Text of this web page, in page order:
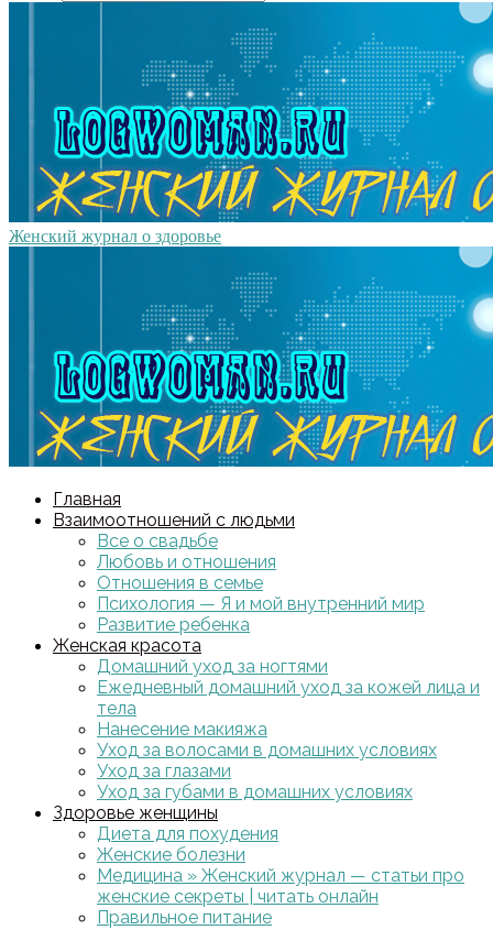
Женский журнал о здоровье
Главная
Взаимоотношений с людьми
Все о свадьбе
Любовь и отношения
Отношения в семье
Психология — Я и мой внутренний мир
Развитие ребенка
Женская красота
Домашний уход за ногтями
Ежедневный домашний уход за кожей лица и
тела
Нанесение макияжа
Уход за волосами в домашних условиях
Уход за глазами
Уход за губами в домашних условиях
Здоровье женщины
Диета для похудения
Женские болезни
Медицина » Женский журнал — статьи про
женские секреты | читать онлайн
Правильное питание